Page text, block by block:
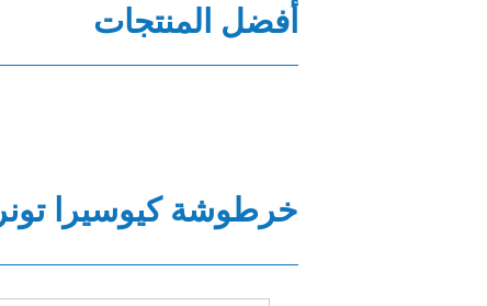
أفضل المنتجات
خرطوشة كيوسيرا تونر